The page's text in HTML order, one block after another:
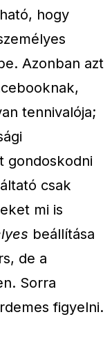
hogy
Azonban azt
tennivalója;
gondoskodni
csak
mi is
beállítása
de a
Sorra
figyelni.